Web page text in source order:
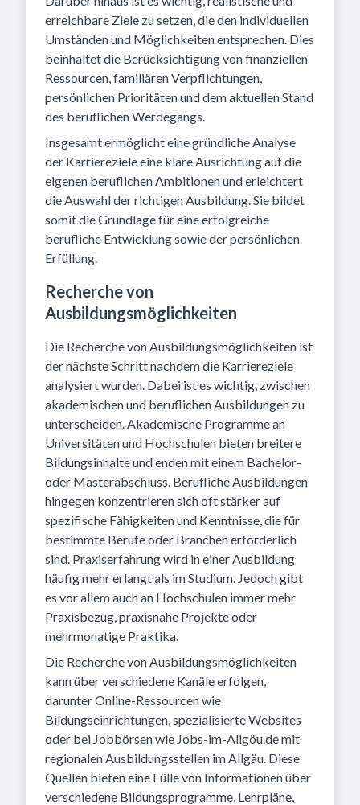
erreichbare Ziele zu setzen, die den individuellen
Umständen und Möglichkeiten entsprechen. Dies
beinhaltet die Berücksichtigung von finanziellen
Ressourcen, familiären Verpflichtungen,
persönlichen Prioritäten und dem aktuellen Stand
des beruflichen Werdegangs.
Insgesamt ermöglicht eine gründliche Analyse
der Karriereziele eine klare Ausrichtung auf die
eigenen beruflichen Ambitionen und erleichtert
die Auswahl der richtigen Ausbildung. Sie bildet
somit die Grundlage für eine erfolgreiche
berufliche Entwicklung sowie der persönlichen
Erfüllung.
Recherche von
Ausbildungsmöglichkeiten
Die Recherche von Ausbildungsmöglichkeiten ist
der nächste Schritt nachdem die Karriereziele
analysiert wurden. Dabei ist es wichtig, zwischen
akademischen und beruflichen Ausbildungen zu
unterscheiden. Akademische Programme an
Universitäten und Hochschulen bieten breitere
Bildungsinhalte und enden mit einem Bachelor-
oder Masterabschluss. Berufliche Ausbildungen
hingegen konzentrieren sich oft stärker auf
spezifische Fähigkeiten und Kenntnisse, die für
bestimmte Berufe oder Branchen erforderlich
sind. Praxiserfahrung wird in einer Ausbildung
häufig mehr erlangt als im Studium. Jedoch gibt
es vor allem auch an Hochschulen immer mehr
Praxisbezug, praxisnahe Projekte oder
mehrmonatige Praktika.
Die Recherche von Ausbildungsmöglichkeiten
kann über verschiedene Kanäle erfolgen,
darunter Online-Ressourcen wie
Bildungseinrichtungen, spezialisierte Websites
oder bei Jobbörsen wie Jobs-im-Allgöu.de mit
regionalen Ausbildungsstellen im Allgäu. Diese
Quellen bieten eine Fülle von Informationen über
verschiedene Bildungsprogramme, Lehrpläne,